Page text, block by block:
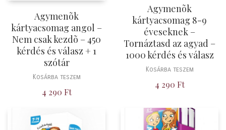
Agymenõk
kártyacsomag angol –
Nem csak kezdõ – 450
kérdés és válasz + 1
szótár
Kosárba teszem
4 290 Ft
Agymenõk
kártyacsomag 8-9
éveseknek –
Tornáztasd az agyad –
1000 kérdés és válasz
Kosárba teszem
4 290 Ft